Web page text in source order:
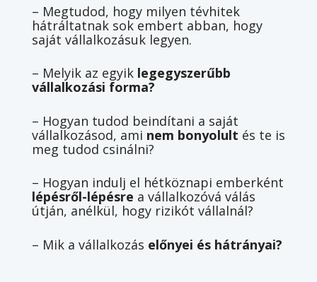
– Megtudod, hogy milyen tévhitek
hátráltatnak sok embert abban, hogy
saját vállalkozásuk legyen.
– Melyik az egyik legegyszerűbb
vállalkozási forma?
– Hogyan tudod beindítani a saját
vállalkozásod, ami nem bonyolult és te is
meg tudod csinálni?
– Hogyan indulj el hétköznapi emberként
lépésről-lépésre a vállalkozóvá válás
útján, anélkül, hogy rizikót vállalnál?
– Mik a vállalkozás előnyei és hátrányai?